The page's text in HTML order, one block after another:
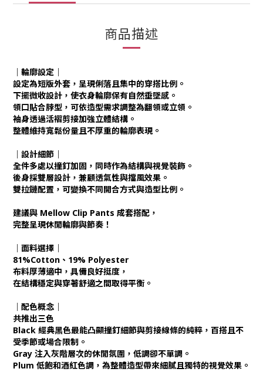
商品描述
｜輪廓設定｜
設定為短版外套，呈現俐落且集中的穿搭比例。
下擺微收設計，使衣身輪廓保有自然垂墜感。
領口貼合脖型，可依造型需求調整為翻領或立領。
袖身透過活褶剪接加強立體結構。
整體維持寬鬆份量且不厚重的輪廓表現。
｜設計細節｜
全件多處以撞釘加固，同時作為結構與視覺裝飾。
後身採雙層設計，兼顧透氣性與擋風效果。
雙拉鏈配置，可變換不同開合方式與造型比例。
建議與 Mellow Clip Pants 成套搭配，
完整呈現休閒輪廓與節奏！
｜面料選擇｜
81%Cotton、19% Polyester
布料厚薄適中，具備良好挺度，
在結構穩定與穿著舒適之間取得平衡。
｜配色概念｜
共推出三色
Black 經典黑色最能凸顯撞釘細節與剪接線條的純粹，百搭且不
受季節或場合限制。
Gray 注入灰階層次的休閒氛圍，低調卻不單調。
Plum 低飽和酒紅色調，為整體造型帶來細膩且獨特的視覺效果。